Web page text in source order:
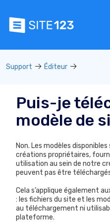
Support Éditeur
Puis-je
modèle de
Non. Les modèles
créations propriétaires,
utilisation au sein de notre
peuvent pas être
Cela s’applique également
: les fichiers du site et les
au téléchargement ni
plateforme.